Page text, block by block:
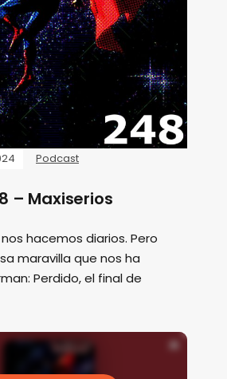
Podcast
– Maxiserios
hacemos diarios. Pero
maravilla que nos ha
Perdido, el final de